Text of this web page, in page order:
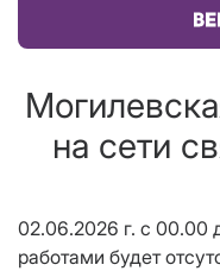
на сети
02.06.2026 г. с 00.00
работами будет